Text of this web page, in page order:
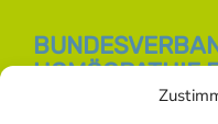
HOMÖOPATHIE
E-Mail: